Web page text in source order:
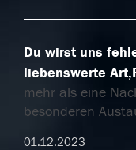
Du wirst uns
liebenswerte
mehr als eine
besonderen
01.12.2023